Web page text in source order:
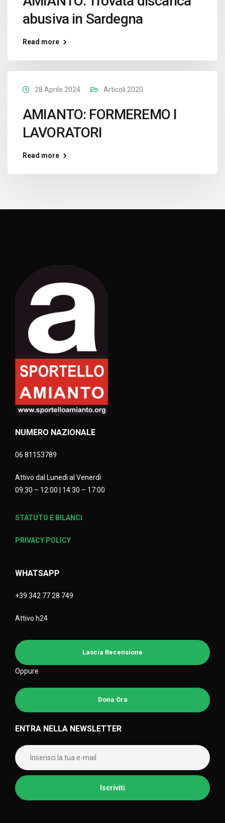
abusiva in Sardegna
Read more
28 Aprile 2024 Articoli 2020
AMIANTO: FORMEREMO I
LAVORATORI
Read more
NUMERO NAZIONALE
06 81153789
Attivo dal Lunedì al Venerdì
09:30 – 12:00 | 14:30 – 17:00
STATUTO E BILANCI
PRIVACY POLICY
WHATSAPP
+39 342 77 28 749
Attivo h24
Lascia Recensione
Oppure
Dona Ora
ENTRA NELLA NEWSLETTER